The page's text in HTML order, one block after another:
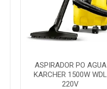
ASPIRADOR PO AGUA
KARCHER 1500W WDL
220V